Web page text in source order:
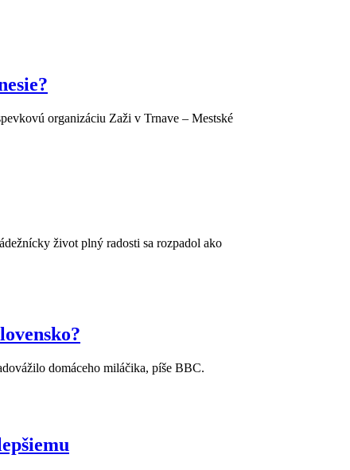
organizáciu Zaži v Trnave – Mestské
život plný radosti sa rozpadol ako
domáceho miláčika, píše BBC.